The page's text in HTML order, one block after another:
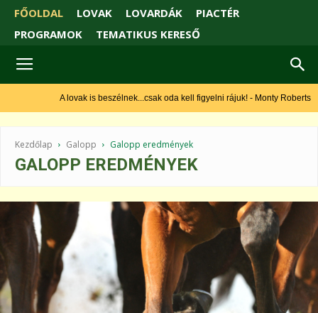
FŐOLDAL LOVAK LOVARDÁK
PIACTÉR
PROGRAMOK
TEMATIKUS KERESŐ
A lovak is beszélnek...csak oda kell figyelni rájuk! - Monty Roberts
Kezdőlap Galopp Galopp eredmények
GALOPP EREDMÉNYEK